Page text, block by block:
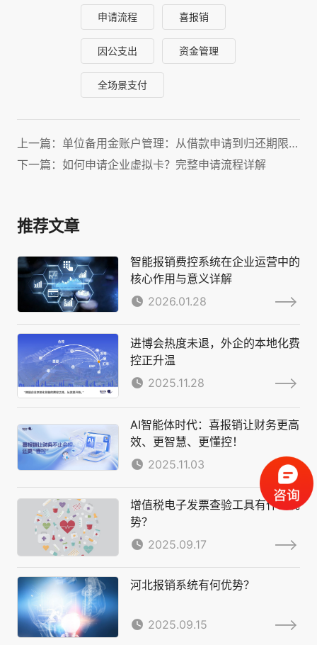
申请流程 喜报销
因公支出 资金管理
全场景支付
上一篇：单位备用金账户管理：从借款申请到归还期限全面指南
下一篇：如何申请企业虚拟卡？完整申请流程详解
推荐文章
智能报销费控系统在企业运营中的
核心作用与意义详解
2026.01.28
进博会热度未退，外企的本地化费
控正升温
2025.11.28
AI智能体时代：喜报销让财务更高
效、更智慧、更懂控！
2025.11.03
增值税电子发票查验工具有什么优
势？
2025.09.17
河北报销系统有何优势？
2025.09.15